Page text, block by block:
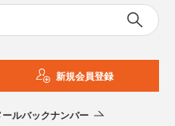
新規会員登録
ールバックナンバー